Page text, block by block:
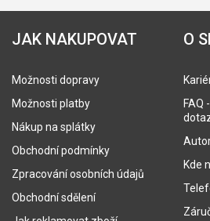
JAK NAKUPOVAT
Možnosti dopravy
Možnosti platby
Nákup na splátky
Obchodní podmínky
Zpracování osobních údajů
Obchodní sdělení
O
FAQ
Kde